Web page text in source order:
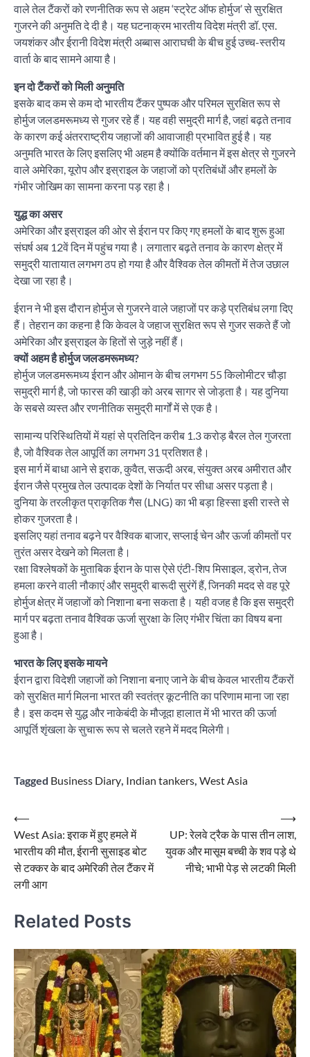
वाले तेल टैंकरों को रणनीतिक रूप से अहम ‘स्ट्रेट ऑफ होर्मुज’ से सुरक्षित
गुजरने की अनुमति दे दी है। यह घटनाक्रम भारतीय विदेश मंत्री डॉ. एस.
जयशंकर और ईरानी विदेश मंत्री अब्बास आराघची के बीच हुई उच्च-स्तरीय
वार्ता के बाद सामने आया है।
इन दो टैंकरों को मिली अनुमति
इसके बाद कम से कम दो भारतीय टैंकर पुष्पक और परिमल सुरक्षित रूप से
होर्मुज जलडमरूमध्य से गुजर रहे हैं। यह वही समुद्री मार्ग है, जहां बढ़ते तनाव
के कारण कई अंतरराष्ट्रीय जहाजों की आवाजाही प्रभावित हुई है। यह
अनुमति भारत के लिए इसलिए भी अहम है क्योंकि वर्तमान में इस क्षेत्र से गुजरने
वाले अमेरिका, यूरोप और इस्राइल के जहाजों को प्रतिबंधों और हमलों के
गंभीर जोखिम का सामना करना पड़ रहा है।
युद्ध का असर
अमेरिका और इस्राइल की ओर से ईरान पर किए गए हमलों के बाद शुरू हुआ
संघर्ष अब 12वें दिन में पहुंच गया है। लगातार बढ़ते तनाव के कारण क्षेत्र में
समुद्री यातायात लगभग ठप हो गया है और वैश्विक तेल कीमतों में तेज उछाल
देखा जा रहा है।
ईरान ने भी इस दौरान होर्मुज से गुजरने वाले जहाजों पर कड़े प्रतिबंध लगा दिए
हैं। तेहरान का कहना है कि केवल वे जहाज सुरक्षित रूप से गुजर सकते हैं जो
अमेरिका और इस्राइल के हितों से जुड़े नहीं हैं।
क्यों अहम है होर्मुज जलडमरूमध्य?
होर्मुज जलडमरूमध्य ईरान और ओमान के बीच लगभग 55 किलोमीटर चौड़ा
समुद्री मार्ग है, जो फारस की खाड़ी को अरब सागर से जोड़ता है। यह दुनिया
के सबसे व्यस्त और रणनीतिक समुद्री मार्गों में से एक है।
सामान्य परिस्थितियों में यहां से प्रतिदिन करीब 1.3 करोड़ बैरल तेल गुजरता
है, जो वैश्विक तेल आपूर्ति का लगभग 31 प्रतिशत है।
इस मार्ग में बाधा आने से इराक, कुवैत, सऊदी अरब, संयुक्त अरब अमीरात और
ईरान जैसे प्रमुख तेल उत्पादक देशों के निर्यात पर सीधा असर पड़ता है।
दुनिया के तरलीकृत प्राकृतिक गैस (LNG) का भी बड़ा हिस्सा इसी रास्ते से
होकर गुजरता है।
इसलिए यहां तनाव बढ़ने पर वैश्विक बाजार, सप्लाई चेन और ऊर्जा कीमतों पर
तुरंत असर देखने को मिलता है।
रक्षा विश्लेषकों के मुताबिक ईरान के पास ऐसे एंटी-शिप मिसाइल, ड्रोन, तेज
हमला करने वाली नौकाएं और समुद्री बारूदी सुरंगें हैं, जिनकी मदद से वह पूरे
होर्मुज क्षेत्र में जहाजों को निशाना बना सकता है। यही वजह है कि इस समुद्री
मार्ग पर बढ़ता तनाव वैश्विक ऊर्जा सुरक्षा के लिए गंभीर चिंता का विषय बना
हुआ है।
भारत के लिए इसके मायने
ईरान द्वारा विदेशी जहाजों को निशाना बनाए जाने के बीच केवल भारतीय टैंकरों
को सुरक्षित मार्ग मिलना भारत की स्वतंत्र कूटनीति का परिणाम माना जा रहा
है। इस कदम से युद्ध और नाकेबंदी के मौजूदा हालात में भी भारत की ऊर्जा
आपूर्ति शृंखला के सुचारू रूप से चलते रहने में मदद मिलेगी।
Tagged Business Diary, Indian tankers, West Asia
Post
navigation
⟵
West Asia: इराक में हुए हमले में
भारतीय की मौत, ईरानी सुसाइड बोट
से टक्कर के बाद अमेरिकी तेल टैंकर में
लगी आग
UP: रेलवे ट्रैक के पास तीन लाश,
युवक और मासूम बच्ची के शव पड़े थे
नीचे; भाभी पेड़ से लटकी मिली
⟶
Related Posts